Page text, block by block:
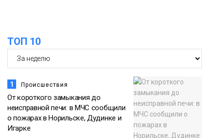
ТОП 10
1 Происшествия
От короткого замыкания до
неисправной печи: в МЧС сообщили
о пожарах в Норильске, Дудинке и
Игарке